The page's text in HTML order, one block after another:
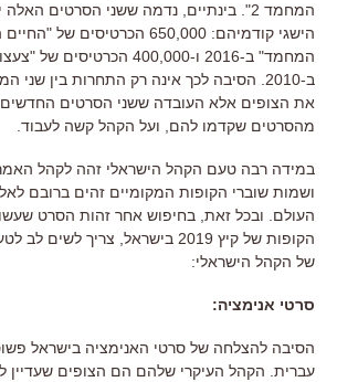
המחמד 2". בינתיים נדמה ששני הסרטים האלה
הישגי קודמיהם: 650,000 הכרטיסים של "החיים
המחמד" ב-2016 ו-400,000 הכרטיסים של "
ב-2010.
הסיבה לכך אינה רק התחרות בין שני
את הצופים אלא העובדה ששני הסרטים
מהסרטים שקדמו להם
ועל הקהל קשה לעבוד
במידה רבה טעם הקהל הישראלי זהה לקהל
ושמות שוברי הקופות המקומיים זהים ברובם
העולם
ובכל זאת בחיפוש אחר זהות הסרט
הקופות של קיץ 2019 בישראל צריך לשים לב
של הקהל הישראלי:
סרטי אנימציה:
הסיבה להצלחה של סרטי האנימציה בישראל
עברית הקהל העיקרי שלהם הם הצופים שעדיין